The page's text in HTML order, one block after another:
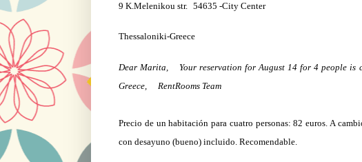
9 K.Melenikou str. 54635 -City Center
Thessaloniki-Greece
Dear Marita, Your reservation for August 14 for 4 people
Greece, RentRooms Team
Precio de un habitación para cuatro personas: 82 euros. A
con desayuno (bueno) incluido. Recomendable.